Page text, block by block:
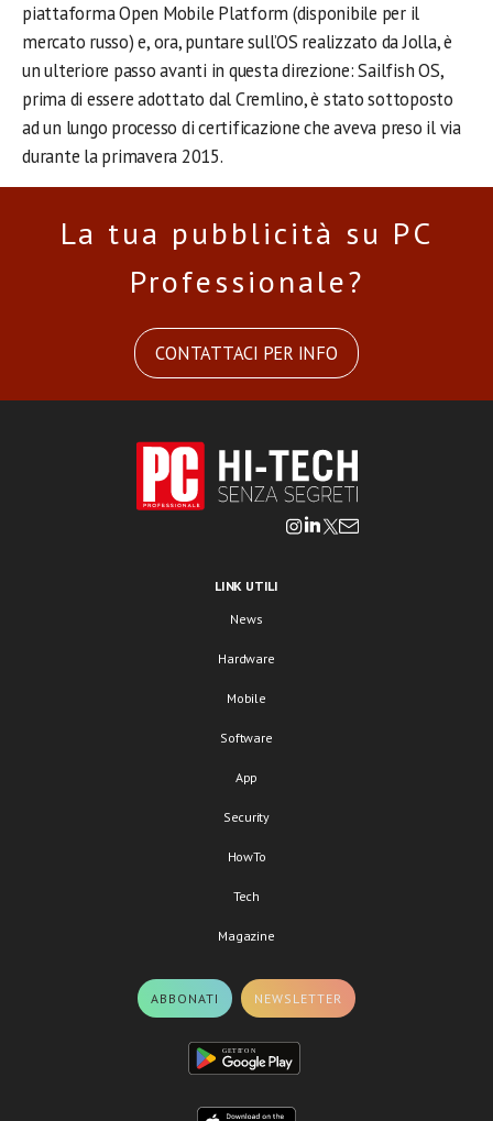
piattaforma Open Mobile Platform (disponibile per il
mercato russo) e, ora, puntare sull’OS realizzato da Jolla, è
un ulteriore passo avanti in questa direzione: Sailfish OS,
prima di essere adottato dal Cremlino, è stato sottoposto
ad un lungo processo di certificazione che aveva preso il via
durante la primavera 2015.
La tua pubblicità su PC
Professionale?
CONTATTACI PER INFO
LINK UTILI
News
Hardware
Mobile
Software
App
Security
HowTo
Tech
Magazine
ABBONATI NEWSLETTER